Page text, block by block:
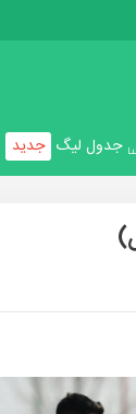
جدول لیگ جدید